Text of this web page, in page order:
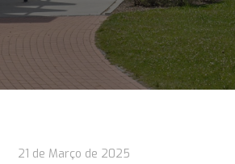
21 de Março de 2025